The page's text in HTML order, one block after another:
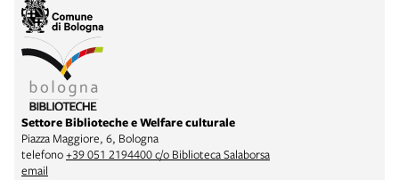
Settore Biblioteche e Welfare culturale
Piazza Maggiore, 6, Bologna
telefono+39 051 2194400 c/o Biblioteca Salaborsa
email